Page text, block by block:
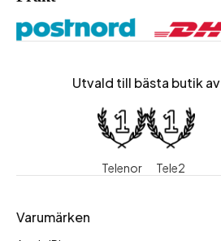
Utvald till bästa butik av
Telenor Tele2
Varumärken